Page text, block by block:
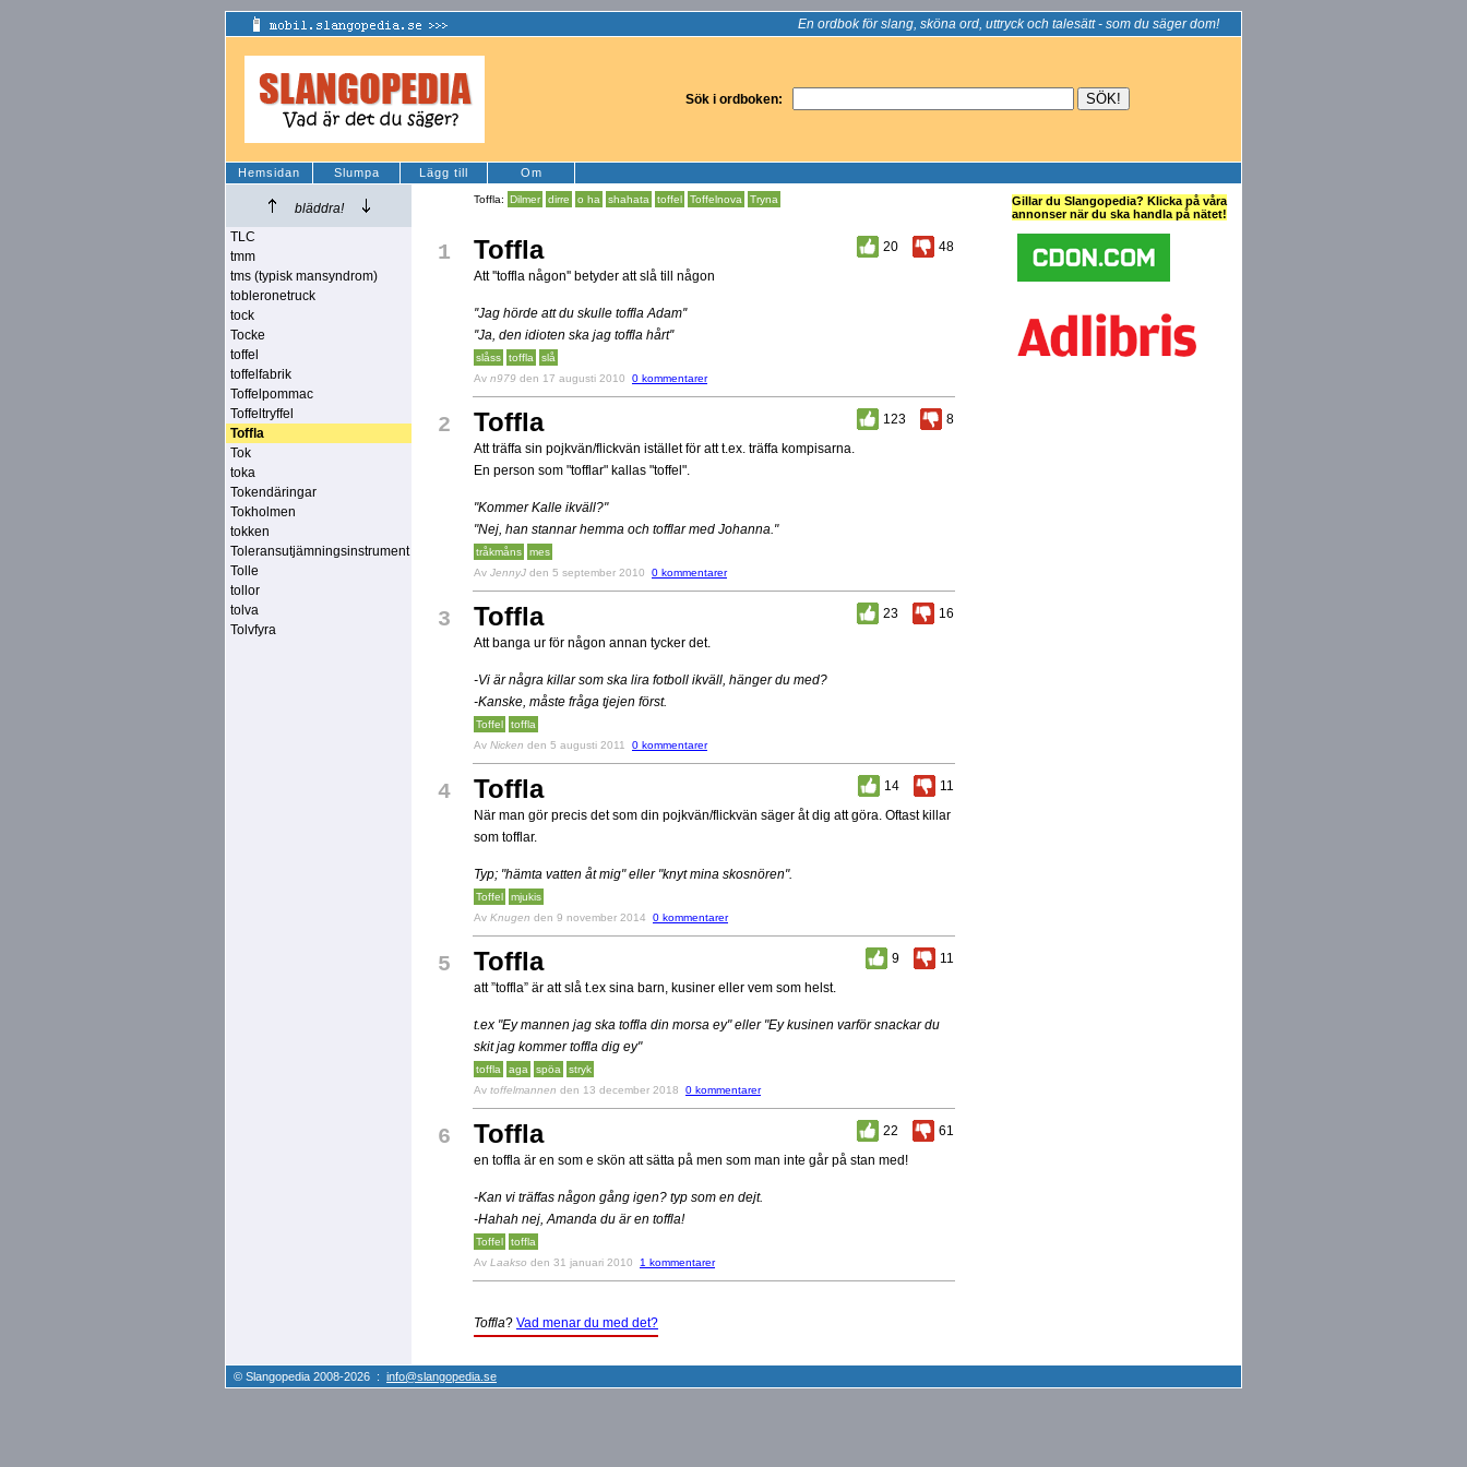
En ordbok för slang, sköna ord, uttryck och talesätt - som du säger dom!
Sök i ordboken:
Hemsidan Slumpa Lägg till Om
bläddra!
TLC
tmm
tms (typisk mansyndrom)
tobleronetruck
tock
Tocke
toffel
toffelfabrik
Toffelpommac
Toffeltryffel
Toffla
Tok
toka
Tokendäringar
Tokholmen
tokken
Toleransutjämningsinstrument
Tolle
tollor
tolva
Tolvfyra
Toffla: Dilmer dirre o ha shahata toffel Toffelnova Tryna
1 Toffla 20
48
Att ''toffla någon'' betyder att slå till någon
''Jag hörde att du skulle toffla Adam''
''Ja, den idioten ska jag toffla hårt''
slåss toffla
slå
Av n979 den 17 augusti 2010 0 kommentarer
2 Toffla 123
8
Att träffa sin pojkvän/flickvän istället för att t.ex. träffa kompisarna.
En person som "tofflar" kallas "toffel".
"Kommer Kalle ikväll?"
"Nej, han stannar hemma och tofflar med Johanna."
tråkmåns
mes
Av JennyJ den 5 september 2010 0 kommentarer
3 Toffla 23
16
Att banga ur för någon annan tycker det.
-Vi är några killar som ska lira fotboll ikväll, hänger du med?
-Kanske, måste fråga tjejen först.
Toffel
toffla
Av Nicken den 5 augusti 2011 0 kommentarer
4 Toffla 14
11
När man gör precis det som din pojkvän/flickvän säger åt dig att göra. Oftast killar
som tofflar.
Typ; "hämta vatten åt mig" eller "knyt mina skosnören".
Toffel
mjukis
Av Knugen den 9 november 2014 0 kommentarer
5 Toffla 9
11
att ”toffla” är att slå t.ex sina barn, kusiner eller vem som helst.
t.ex "Ey mannen jag ska toffla din morsa ey" eller "Ey kusinen varför snackar du
skit jag kommer toffla dig ey"
toffla aga spöa
stryk
Av toffelmannen den 13 december 2018 0 kommentarer
6 Toffla 22
61
en toffla är en som e skön att sätta på men som man inte går på stan med!
-Kan vi träffas någon gång igen? typ som en dejt.
-Hahah nej, Amanda du är en toffla!
Toffel
toffla
Av Laakso den 31 januari 2010 1 kommentarer
Toffla? Vad menar du med det?
Gillar du Slangopedia? Klicka på våra
annonser när du ska handla på nätet!
© Slangopedia 2008-2026 : info@slangopedia.se